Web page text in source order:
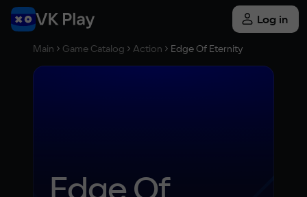
Log in
Main Game Catalog Action Edge Of Eternity
Edge Of